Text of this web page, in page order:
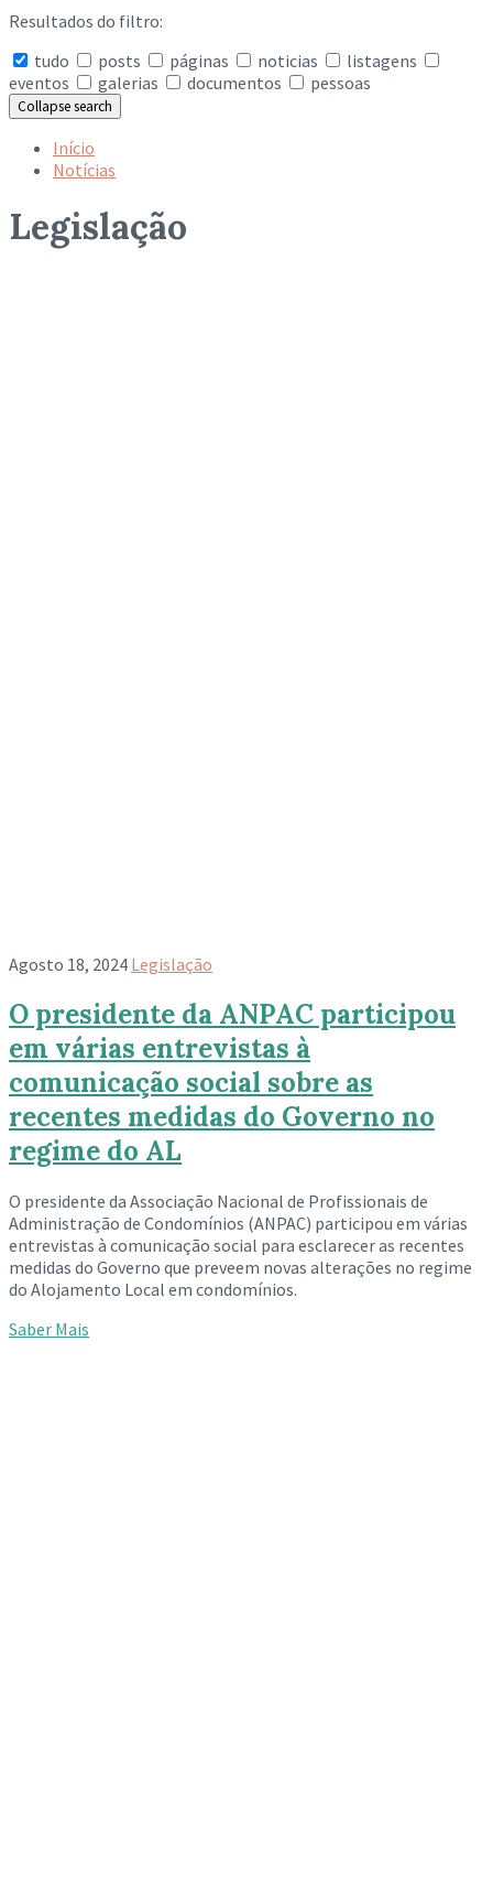
Resultados do filtro:
tudo
posts páginas noticias
listagens
eventos
galerias documentos pessoas
Collapse search
Início
Notícias
Legislação
Agosto 18, 2024 Legislação
O presidente da ANPAC participou
em várias entrevistas à
comunicação social sobre as
recentes medidas do Governo no
regime do AL
O presidente da Associação Nacional de Profissionais de
Administração de Condomínios (ANPAC) participou em várias
entrevistas à comunicação social para esclarecer as recentes
medidas do Governo que preveem novas alterações no regime
do Alojamento Local em condomínios.
Saber Mais